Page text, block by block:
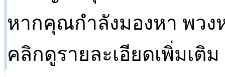
หากคุณกำลังมองหา พวง
คลิกดูรายละเอียดเพิ่มเติม